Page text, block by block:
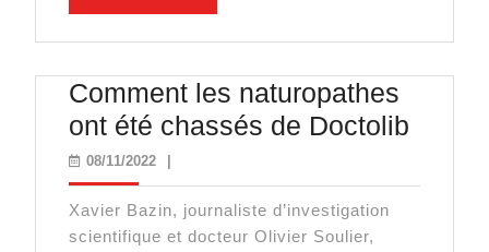
révoltent
contre
l’Union
européenne
Comment les naturopathes
ont été chassés de Doctolib
08/11/202208/11/2022
Xavier Bazin, journaliste d’investigation
scientifique et docteur Olivier Soulier,